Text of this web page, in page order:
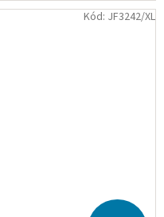
Kód: JF3242/XL